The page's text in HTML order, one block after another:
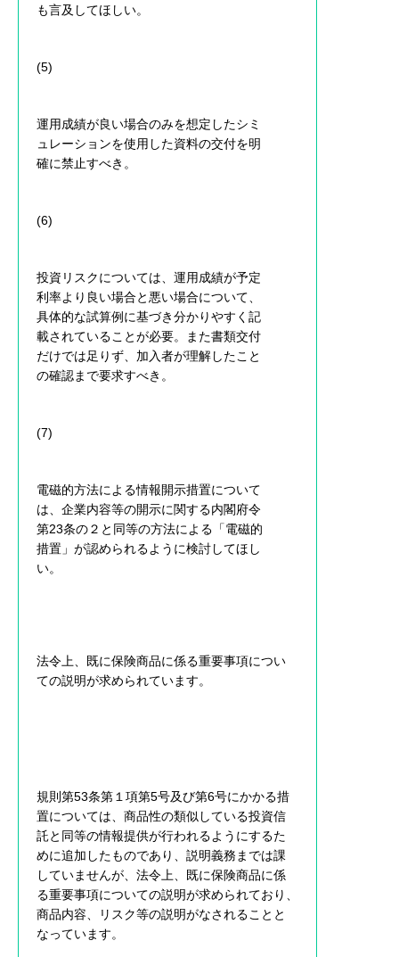
も言及してほしい。
(5)
運用成績が良い場合のみを想定したシミ
ュレーションを使用した資料の交付を明
確に禁止すべき。
(6)
投資リスクについては、運用成績が予定
利率より良い場合と悪い場合について、
具体的な試算例に基づき分かりやすく記
載されていることが必要。また書類交付
だけでは足りず、加入者が理解したこと
の確認まで要求すべき。
(7)
電磁的方法による情報開示措置について
は、企業内容等の開示に関する内閣府令
第23条の２と同等の方法による「電磁的
措置」が認められるように検討してほし
い。
法令上、既に保険商品に係る重要事項につい
ての説明が求められています。
規則第53条第１項第5号及び第6号にかかる措
置については、商品性の類似している投資信
託と同等の情報提供が行われるようにするた
めに追加したものであり、説明義務までは課
していませんが、法令上、既に保険商品に係
る重要事項についての説明が求められており、
商品内容、リスク等の説明がなされることと
なっています。